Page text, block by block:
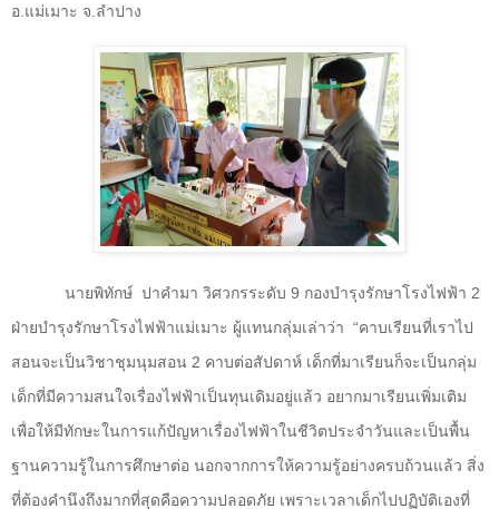
อ.แม่เมาะ จ.ลำปาง
นายพิทักษ์ ปาคำมา วิศวกรระดับ 9 กองบำรุงรักษาโรงไฟฟ้า 2
ฝ่ายบำรุงรักษาโรงไฟฟ้าแม่เมาะ ผู้แทนกลุ่มเล่าว่า “คาบเรียนที่เราไป
สอนจะเป็นวิชาชุมนุมสอน 2 คาบต่อสัปดาห์ เด็กที่มาเรียนก็จะเป็นกลุ่ม
เด็กที่มีความสนใจเรื่องไฟฟ้าเป็นทุนเดิมอยู่แล้ว อยากมาเรียนเพิ่มเติม
เพื่อให้มีทักษะในการแก้ปัญหาเรื่องไฟฟ้าในชีวิตประจำวันและเป็นพื้น
ฐานความรู้ในการศึกษาต่อ นอกจากการให้ความรู้อย่างครบถ้วนแล้ว สิ่ง
ที่ต้องคำนึงถึงมากที่สุดคือความปลอดภัย เพราะเวลาเด็กไปปฏิบัติเองที่